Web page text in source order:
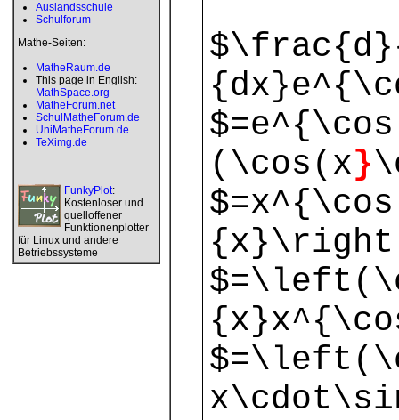
Auslandsschule
Schulforum
Mathe-Seiten:
MatheRaum.de
This page in English:
MathSpace.org
MatheForum.net
SchulMatheForum.de
UniMatheForum.de
TeXimg.de
FunkyPlot:
Kostenloser und
quelloffener
Funktionenplotter
für Linux und andere
Betriebssysteme
(\cos(x}